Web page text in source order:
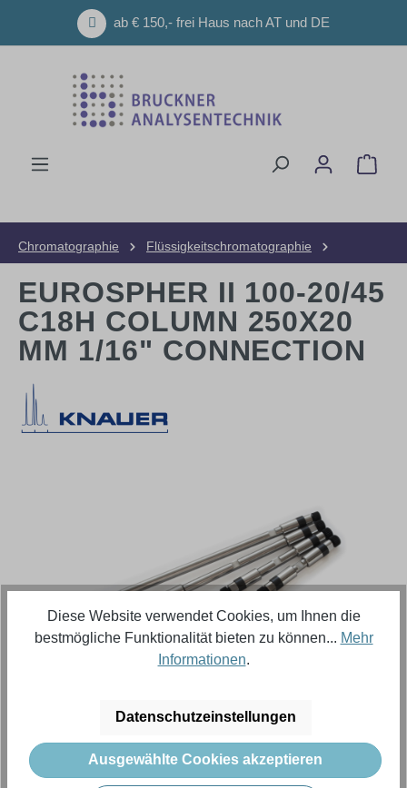
Zum Hauptinhalt springenab € 150,- frei Haus nach AT und DE
Chromatographie
Flüssigkeitschromatographie
EUROSPHER II 100-20/45
C18H COLUMN 250X20
MM 1/16" CONNECTION
2.507,27 €
Inhalt: 1 Stück (Menge)
Preise exkl. MwSt. zzgl. Versandkosten
Diese Website verwendet Cookies, um Ihnen die
bestmögliche Funktionalität bieten zu können... Mehr
Informationen.
Datenschutzeinstellungen
Ausgewählte Cookies akzeptieren